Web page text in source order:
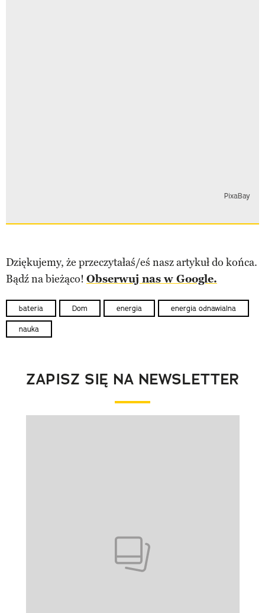
PixaBay
Dziękujemy, że przeczytałaś/eś nasz artykuł do końca.
Bądź na bieżąco! Obserwuj nas w Google.
bateria Dom energia energia odnawialna
nauka
ZAPISZ SIĘ NA NEWSLETTER